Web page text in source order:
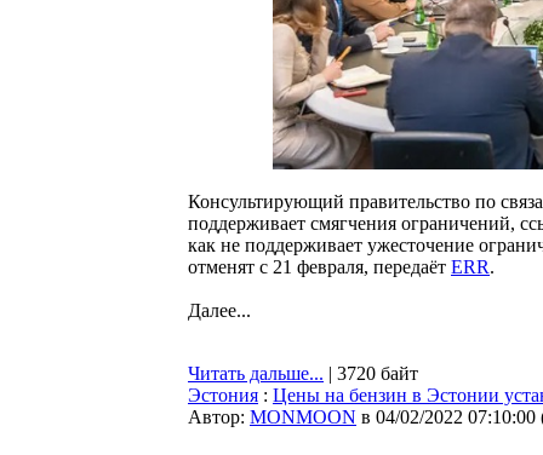
Консультирующий правительство по
поддерживает смягчения ограничений,
как не поддерживает ужесточение
отменят с 21 февраля, передаёт ERR.
Далее...
Читать дальше... | 3720 байт
Эстония : Цены на бензин в Эстонии
Автор: MONMOON в 04/02/2022 07:10:00